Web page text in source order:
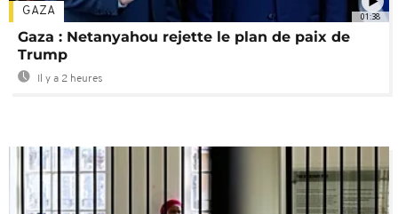
01:38
GAZA
Gaza : Netanyahou rejette le plan de paix de
Trump
Il y a 2 heures